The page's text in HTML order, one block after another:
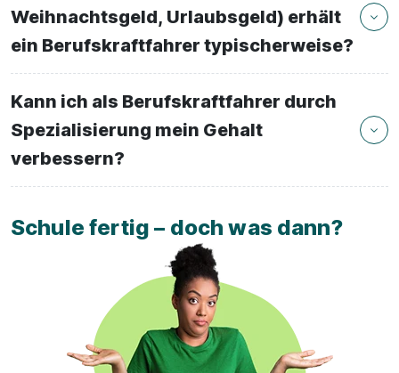
Weihnachtsgeld, Urlaubsgeld) erhält
ein Berufskraftfahrer typischerweise?
Kann ich als Berufskraftfahrer durch
Spezialisierung mein Gehalt
verbessern?
Schule fertig – doch was dann?